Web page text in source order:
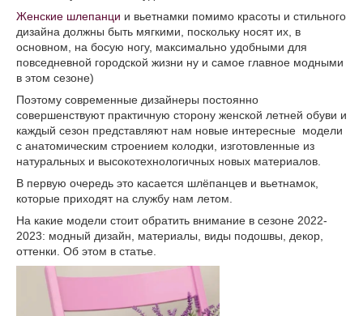
Женские шлепанци и вьетнамки помимо красоты и стильного
дизайна должны быть мягкими, поскольку носят их, в
основном, на босую ногу, максимально удобными для
повседневной городской жизни ну и самое главное модными
в этом сезоне)
Поэтому современные дизайнеры постоянно
совершенствуют практичную сторону женской летней обуви и
каждый сезон представляют нам новые интересные модели
с анатомическим строением колодки, изготовленные из
натуральных и высокотехнологичных новых материалов.
В первую очередь это касается шлёпанцев и вьетнамок,
которые приходят на службу нам летом.
На какие модели стоит обратить внимание в сезоне 2022-
2023: модный дизайн, материалы, виды подошвы, декор,
оттенки. Об этом в статье.